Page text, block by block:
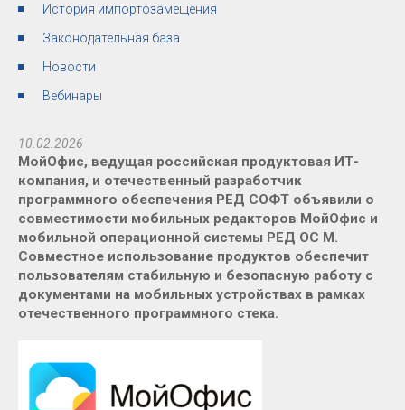
История импортозамещения
Законодательная база
Новости
Вебинары
10.02.2026
МойОфис, ведущая российская продуктовая ИТ-
компания, и отечественный разработчик
программного обеспечения РЕД СОФТ объявили о
совместимости мобильных редакторов МойОфис и
мобильной операционной системы РЕД ОС М.
Совместное использование продуктов обеспечит
пользователям стабильную и безопасную работу с
документами на мобильных устройствах в рамках
отечественного программного стека.